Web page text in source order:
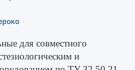
для совместного
и